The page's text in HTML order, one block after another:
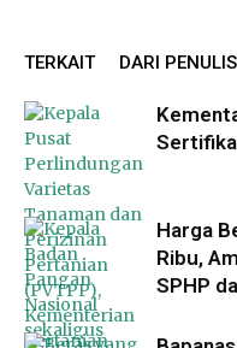
TERKAIT DARI PENULIS
Harga
Ribu,
SPHP